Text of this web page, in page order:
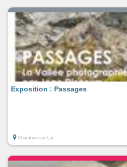
Exposition : Passages
Chambon-sur-Lac